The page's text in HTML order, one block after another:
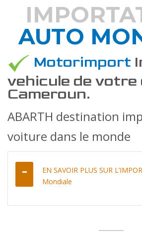
DÉCOUVREZ COMMENT
AUTO
Motorimport
vehicule de votre
Cameroun.
ABARTH destination
voiture dans le monde
EN SAVOIR PLUS SUR
Mondiale